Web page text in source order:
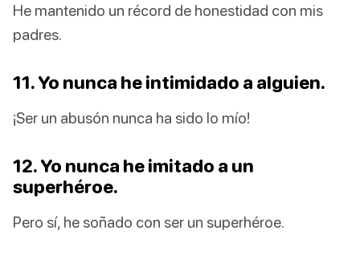
He mantenido un récord de honestidad con mis
padres.
11. Yo nunca he intimidado a alguien.
¡Ser un abusón nunca ha sido lo mío!
12. Yo nunca he imitado a un
superhéroe.
Pero sí, he soñado con ser un superhéroe.